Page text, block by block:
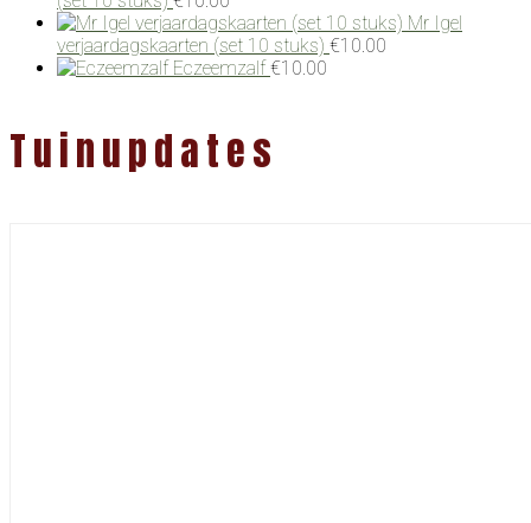
Mr Igel
verjaardagskaarten (set 10 stuks) €10.00
Eczeemzalf €10.00
Tuinupdates